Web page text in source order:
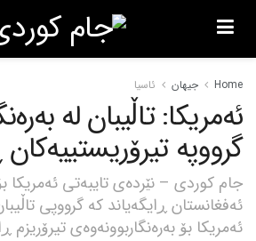
Home جیهان ئاسیا
ئەمریکا: تاڵیبان لە
گرووپە
جام کوردی – نێردەی تایبەتی ئەمریکا
ئەفغانستان ڕایگەیاند کە گرووپی
ئەمریکا بۆ بەرەنگاربوونەوەی تیرۆریزم